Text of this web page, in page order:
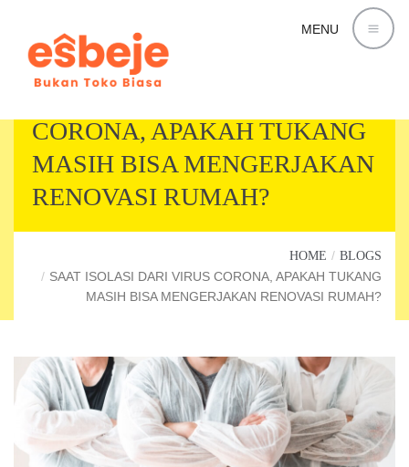
MENU
CORONA, APAKAH TUKANG
MASIH BISA MENGERJAKAN
RENOVASI RUMAH?
HOME BLOGS
SAAT ISOLASI DARI VIRUS CORONA, APAKAH TUKANG
MASIH BISA MENGERJAKAN RENOVASI RUMAH?